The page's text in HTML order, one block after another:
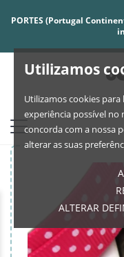
Utilizamos
Utilizamos cookies
experiência possível no
concorda com a nossa
alterar as suas
ALTERAR
PORTES (Portugal